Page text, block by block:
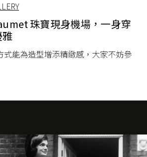
珠寶現身機場，一身穿
式能為造型增添精緻感，大家不妨參